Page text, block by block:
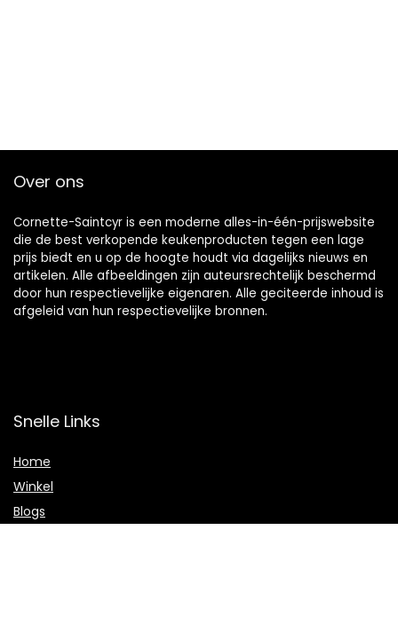
Over ons
Cornette-Saintcyr is een moderne alles-in-één-prijswebsite
die de best verkopende keukenproducten tegen een lage
prijs biedt en u op de hoogte houdt via dagelijks nieuws en
artikelen. Alle afbeeldingen zijn auteursrechtelijk beschermd
door hun respectievelijke eigenaren. Alle geciteerde inhoud is
afgeleid van hun respectievelijke bronnen.
Snelle Links
Home
Winkel
Blogs